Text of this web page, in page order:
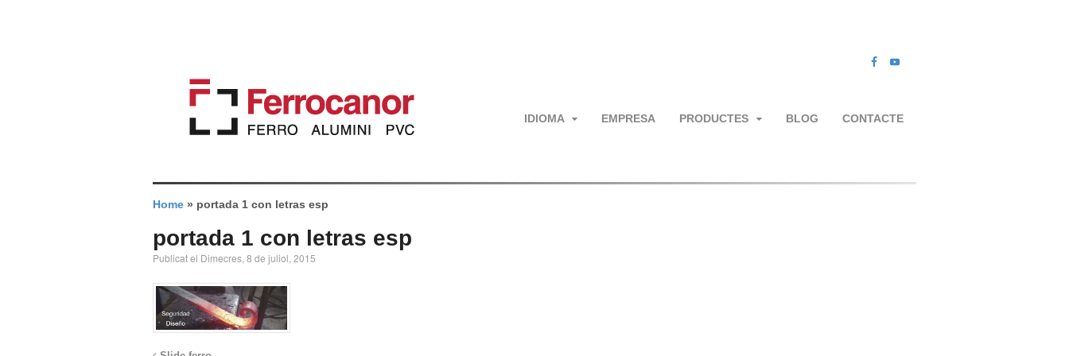
IDIOMA EMPRESA PRODUCTES BLOG CONTACTE
Home » portada 1 con letras esp
portada 1 con letras esp
Publicat el Dimecres, 8 de juliol, 2015